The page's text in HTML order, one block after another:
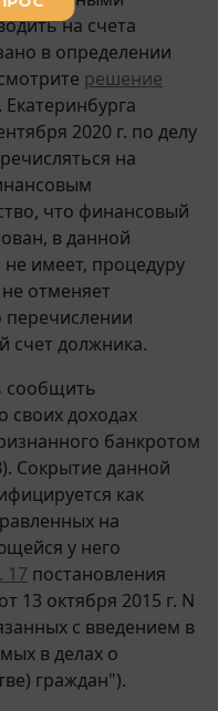
на счета
в определении
решение
Екатеринбурга
2020 г. по делу
на
что финансовый
в данной
имеет, процедуру
отменяет
перечислении
счет должника.
сообщить
доходах
банкротом
Сокрытие данной
как
на
у него
17 постановления
13 октября 2015 г. N
с введением в
в делах о
граждан").